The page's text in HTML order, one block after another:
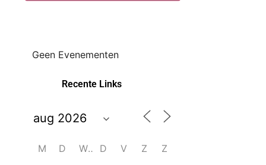
Geen Evenementen
Recente Links
M D W D V Z
Z